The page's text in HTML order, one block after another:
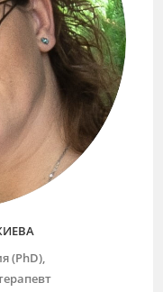
(PhD),